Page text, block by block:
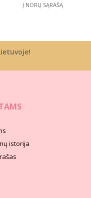
Į NORŲ SĄRAŠĄ
istorija